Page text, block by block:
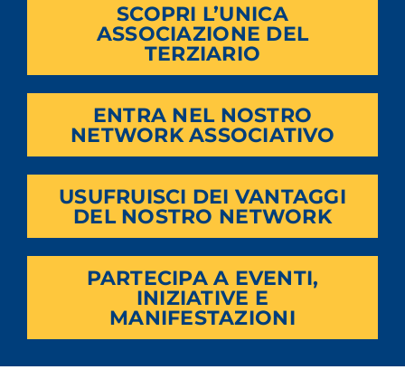
SCOPRI L’UNICA
ASSOCIAZIONE DEL
TERZIARIO
ENTRA NEL NOSTRO
NETWORK ASSOCIATIVO
USUFRUISCI DEI VANTAGGI
DEL NOSTRO NETWORK
PARTECIPA A EVENTI,
INIZIATIVE E
MANIFESTAZIONI